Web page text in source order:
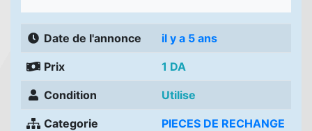
Date de l'annonce il y a 5 ans
Prix 1 DA
Condition Utilise
Categorie
PIECES DE RECHANGE